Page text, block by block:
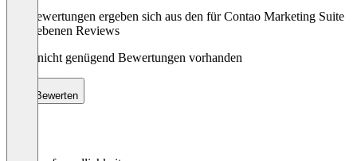
Die Bewertungen ergeben sich aus den für Contao Marketing Suite
abgegebenen Reviews
Noch nicht genügend Bewertungen vorhanden
Bewerten